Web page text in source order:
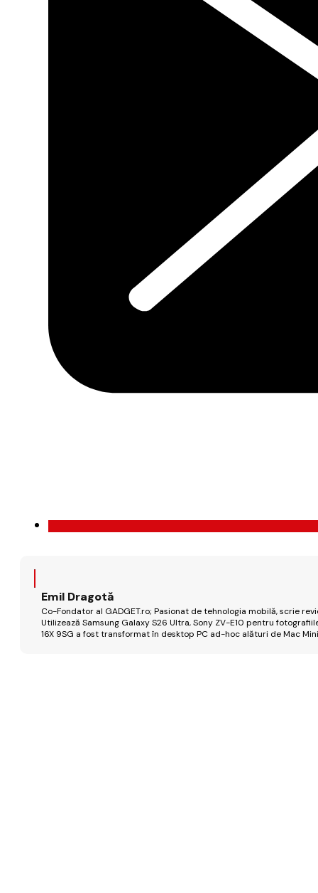
Emil Dragotă
Co-Fondator al GADGET.ro; Pasionat de tehnologia mobilă, scrie
Utilizează Samsung Galaxy S26 Ultra, Sony ZV-E10 pentru
16X 9SG a fost transformat în desktop PC ad-hoc alături de Mac